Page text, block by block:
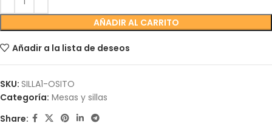
AÑADIR AL CARRITO
Añadir a la lista de deseos
SKU: SILLA1-OSITO
Categoría: Mesas y sillas
Share: